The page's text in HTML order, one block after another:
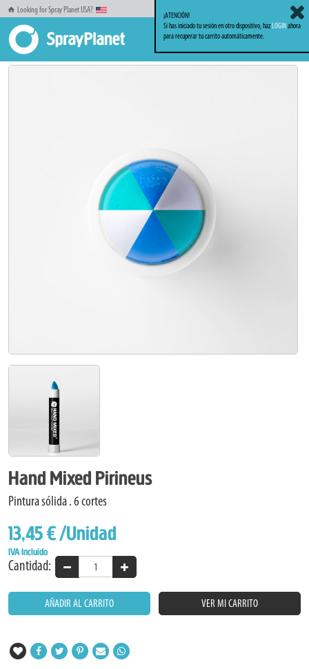
Looking for Spray Planet USA?
Inicio Solid Markers Hand Mixed Pirineus
Hand Mixed Pirineus
Pintura sólida . 6 cortes
13,45 €/Unidad
IVA Incluido
Cantidad:
AÑADIR AL CARRITO VER MI CARRITO
¡ATENCIÓN!
Si has iniciado tu sesión en otro dispositivo, hazLOGINahora
para recuperar tu carrito automáticamente.